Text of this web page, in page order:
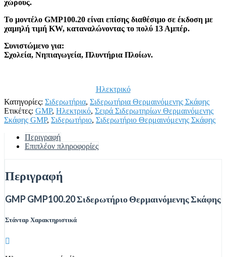
χώρους.
Το μοντέλο GMP100.20 είναι επίσης διαθέσιμο σε έκδοση με
χαμηλή τιμή KW, καταναλώνοντας το πολύ 13 Αμπέρ.
Συνιστώμενο για:
Σχολεία, Νηπιαγωγεία, Πλυντήρια Πλοίων.
Ηλεκτρικό
Κατηγορίες: Σιδερωτήρια, Σιδερωτήρια Θερμαινόμενης Σκάφης
Ετικέτες: GMP, Ηλεκτρικό, Σειρά Σιδερωτηρίων Θερμαινόμενης
Σκάφης GMP, Σιδερωτήριο, Σιδερωτήριο Θερμαινόμενης Σκάφης
Περιγραφή
Επιπλέον πληροφορίες
Περιγραφή
GMP GMP100.20 Σιδερωτήριο Θερμαινόμενης Σκάφης
Στάνταρ Χαρακτηριστικά